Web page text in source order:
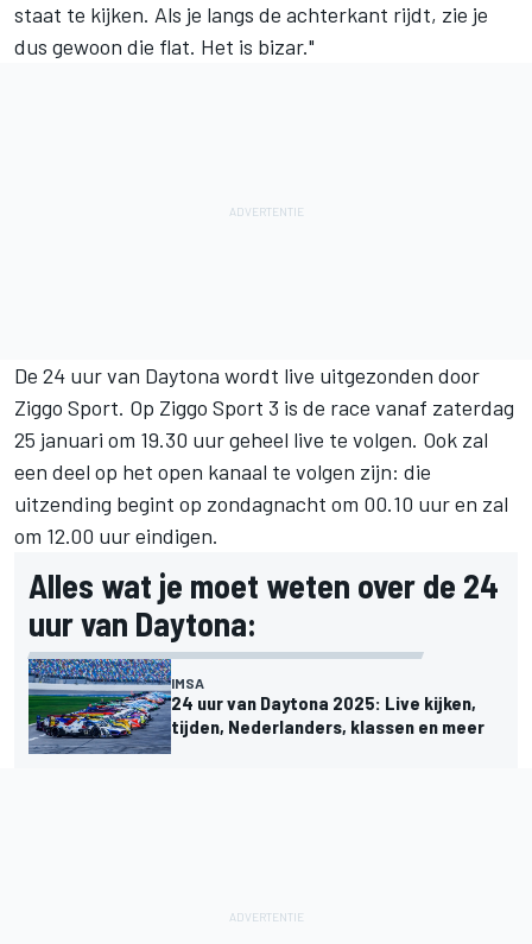
staat te kijken. Als je langs de achterkant rijdt, zie je
dus gewoon die flat. Het is bizar."
De 24 uur van Daytona wordt live uitgezonden door
Ziggo Sport. Op Ziggo Sport 3 is de race vanaf zaterdag
25 januari om 19.30 uur geheel live te volgen. Ook zal
een deel op het open kanaal te volgen zijn: die
uitzending begint op zondagnacht om 00.10 uur en zal
om 12.00 uur eindigen.
Alles wat je moet weten over de 24
uur van Daytona:
IMSA
24 uur van Daytona 2025: Live kijken,
tijden, Nederlanders, klassen en meer